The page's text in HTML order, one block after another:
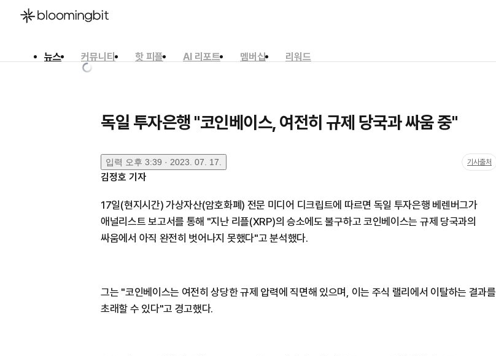
뉴스 커뮤니티 핫 피플 AI 리포트 멤버십
리워드
독일 투자은행 "코인베이스, 여전히 규제 당국과 싸움 중"
입력 오후 3:39 · 2023. 07. 17. 기사출처
김정호 기자
17일(현지시간) 가상자산(암호화폐) 전문 미디어 디크립트에 따르면 독일 투자은행 베렌버그가
애널리스트 보고서를 통해 "지난 리플(XRP)의 승소에도 불구하고 코인베이스는 규제 당국과의
싸움에서 아직 완전히 벗어나지 못했다"고 분석했다.
그는 "코인베이스는 여전히 상당한 규제 압력에 직면해 있으며, 이는 주식 랠리에서 이탈하는 결과를
초래할 수 있다"고 경고했다.